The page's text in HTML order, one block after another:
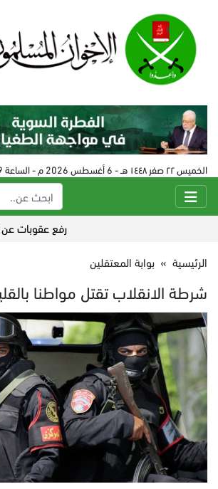
الخميس ٢٢ صفر ١٤٤٨ هـ - 6 أغسطس 2026 م - الساعة 08:09 م
رفع عقوبات عن
الرئيسية » بوابة المعتقلين
شرطة الانقلاب تقتل مواطنا